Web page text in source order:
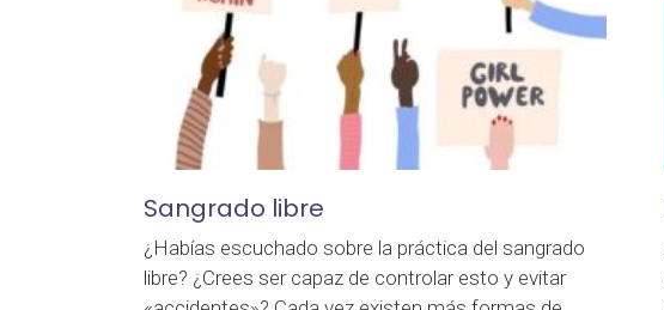
Sangrado libre
¿Habías escuchado sobre la práctica del sangrado
libre? ¿Crees ser capaz de controlar esto y evitar